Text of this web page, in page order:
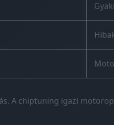
A chiptuning igazi